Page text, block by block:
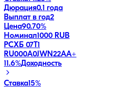
Дюрация0.1 года
Выплат в год2
Цена90.70%
Номинал1000 RUB
РСХБ 07Т1
RU000A0JWN22AA+
11.6%Доходность
Ставка15%